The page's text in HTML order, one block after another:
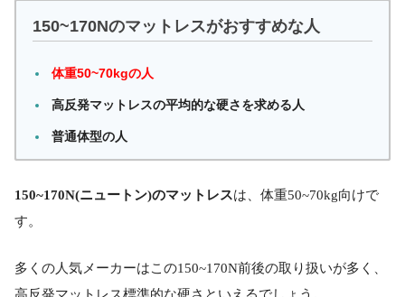
150~170Nのマットレスがおすすめな人
体重50~70kgの人
高反発マットレスの平均的な硬さを求める人
普通体型の人
150~170N(ニュートン)のマットレス は、体重50~70kg向けで
す。
多くの人気メーカーはこの150~170N前後の取り扱いが多く、
高反発マットレス標準的な硬さといえるでしょう。